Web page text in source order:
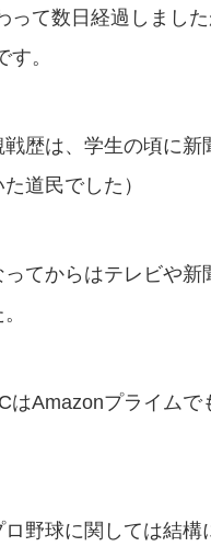
って数日経過しまし
。
歴は、学生の頃に
道民でした）
てからはテレビや
はAmazonプライム
野球に関しては結構